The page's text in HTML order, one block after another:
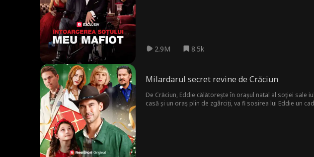
2.9M 8.5k
Milardarul secret revine de Crăciun
De Crăciun, Eddie călătorește în orașul natal al soției sale
casă și un oraș plin de zgârciți, va fi sosirea lui Eddie un